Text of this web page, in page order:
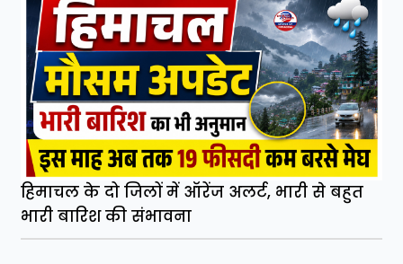
हिमाचल के दो जिलों में ऑरेंज अलर्ट, भारी से बहुत
भारी बारिश की संभावना